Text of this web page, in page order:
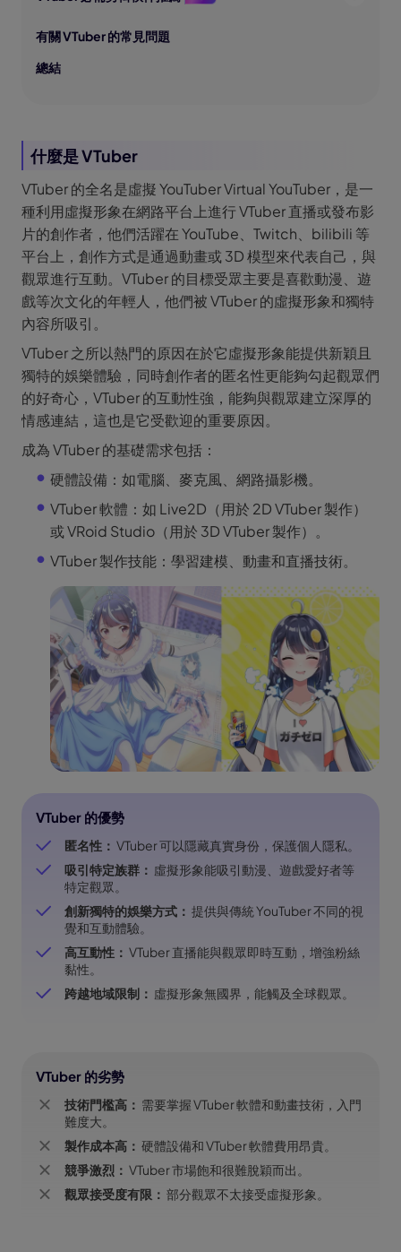
有關 VTuber 的常見問題
總結
什麼是 VTuber
VTuber 的全名是虛擬 YouTuber Virtual YouTuber，是一
種利用虛擬形象在網路平台上進行 VTuber 直播或發布影
片的創作者，他們活躍在 YouTube、Twitch、bilibili 等
平台上，創作方式是通過動畫或 3D 模型來代表自己，與
觀眾進行互動。VTuber 的目標受眾主要是喜歡動漫、遊
戲等次文化的年輕人，他們被 VTuber 的虛擬形象和獨特
內容所吸引。
VTuber 之所以熱門的原因在於它虛擬形象能提供新穎且
獨特的娛樂體驗，同時創作者的匿名性更能夠勾起觀眾們
的好奇心，VTuber 的互動性強，能夠與觀眾建立深厚的
情感連結，這也是它受歡迎的重要原因。
成為 VTuber 的基礎需求包括：
硬體設備：如電腦、麥克風、網路攝影機。
VTuber 軟體：如 Live2D（用於 2D VTuber 製作）
或 VRoid Studio（用於 3D VTuber 製作）。
VTuber 製作技能：學習建模、動畫和直播技術。
VTuber 的優勢
匿名性： VTuber 可以隱藏真實身份，保護個人隱私。
吸引特定族群： 虛擬形象能吸引動漫、遊戲愛好者等
特定觀眾。
創新獨特的娛樂方式： 提供與傳統 YouTuber 不同的視
覺和互動體驗。
高互動性： VTuber 直播能與觀眾即時互動，增強粉絲
黏性。
跨越地域限制： 虛擬形象無國界，能觸及全球觀眾。
VTuber 的劣勢
技術門檻高： 需要掌握 VTuber 軟體和動畫技術，入門
難度大。
製作成本高： 硬體設備和 VTuber 軟體費用昂貴。
競爭激烈： VTuber 市場飽和很難脫穎而出。
觀眾接受度有限： 部分觀眾不太接受虛擬形象。